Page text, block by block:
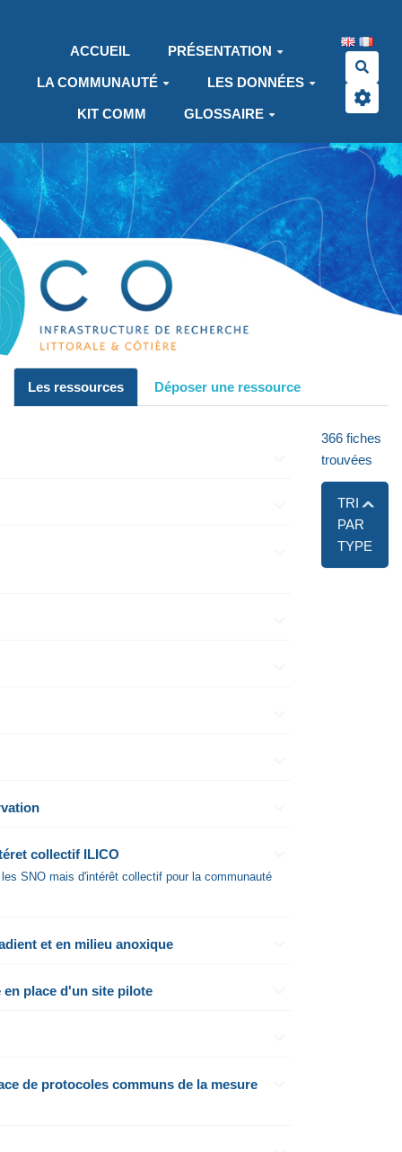
ACCUEIL
PRÉSENTATION
LA COMMUNAUTÉ LES DONNÉES
KIT COMM GLOSSAIRE
Les ressources Déposer une ressource
366 fiches
trouvées
TRI
PAR
TYPE
collectif ILICO
SNO mais d'intérêt collectif pour la communauté
et en milieu anoxique
en place d'un site pilote
de protocoles communs de la mesure